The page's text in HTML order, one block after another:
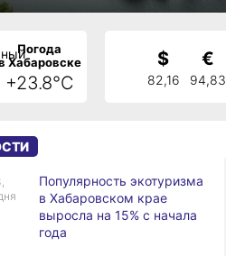
Погода
Хабаровске
+23.8°C
$
82,16
€
94,83
Популярность экотуризма
в Хабаровском крае
выросла на 15% с начала
года